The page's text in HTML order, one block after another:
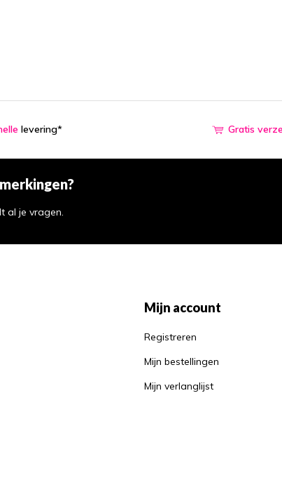
levering* Gratis
al je vragen.
Mijn account
Registreren
Mijn bestellingen
Mijn verlanglijst